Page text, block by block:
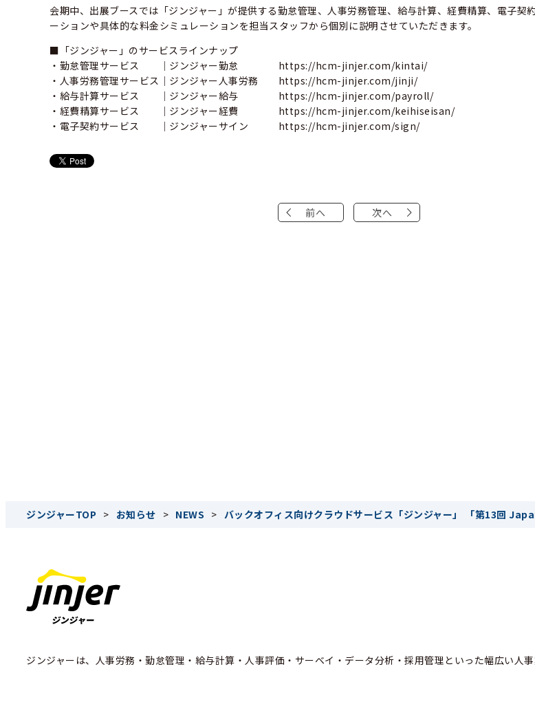
会期中、出展ブースでは「ジンジャー」が提供する勤怠管理、人事労務管理、給与計算、経費精算、電子契
ーションや具体的な料金シミュレーションを担当スタッフから個別に説明させていただきます。
■「ジンジャー」のサービスラインナップ
・勤怠管理サービス ｜ジンジャー勤怠 https://hcm-jinjer.com/kintai/
・人事労務管理サービス｜ジンジャー人事労務 https://hcm-jinjer.com/jinji/
・給与計算サービス ｜ジンジャー給与 https://hcm-jinjer.com/payroll/
・経費精算サービス ｜ジンジャー経費 https://hcm-jinjer.com/keihiseisan/
・電子契約サービス ｜ジンジャーサイン https://hcm-jinjer.com/sign/
前へ 次へ
ジンジャーTOP > お知らせ > NEWS > バックオフィス向けクラウドサービス「ジンジャー」 「第13回
ジンジャーは、人事労務・勤怠管理・給与計算・人事評価・サーベイ・データ分析・採用管理といった幅広い人